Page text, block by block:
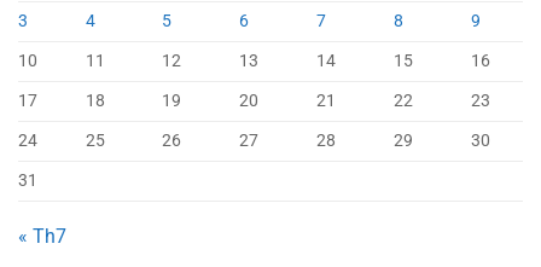
3
4 5 6 7 8
9
10
11 12 13 14 15
16
17
18 19 20 21 22
23
24
25 26 27 28 29
30
31
« Th7